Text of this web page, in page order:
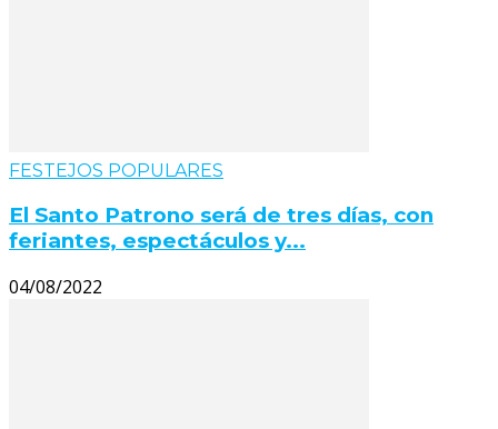
FESTEJOS POPULARES
El Santo Patrono será de tres días, con
feriantes, espectáculos y...
04/08/2022